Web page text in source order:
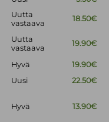
Uutta
vastaava
18.50€
Uutta
vastaava
19.90€
Hyvä
19.90€
Uusi
22.50€
Hyvä 13.90€